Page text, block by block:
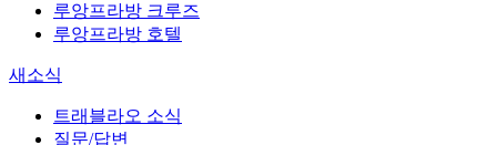
루앙프라방 크루즈
루앙프라방 호텔
새소식
트래블라오 소식
질문/답변